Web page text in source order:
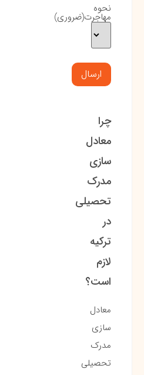
نحوه
مهاجرت(ضروری)
چرا
معادل
سازی
مدرک
تحصیلی
در
ترکیه
لازم
است؟
معادل
سازی
مدرک
تحصیلی